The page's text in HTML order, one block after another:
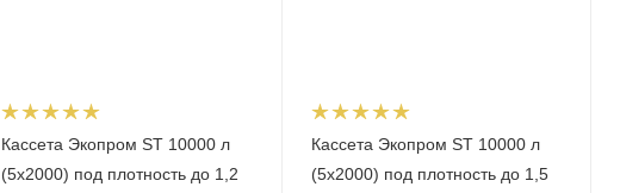
Кассета Экопром ST 10000 л
(5х2000) под плотность до 1,2
Кассета Экопром ST 10000 л
(5х2000) под плотность до 1,5